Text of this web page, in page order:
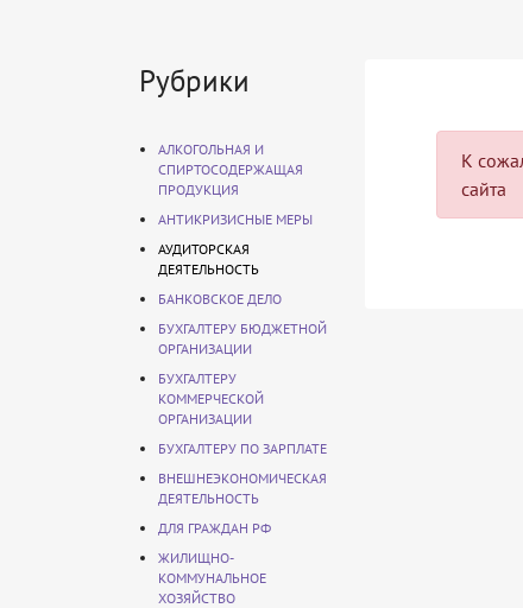
Рубрики
АЛКОГОЛЬНАЯ И
СПИРТОСОДЕРЖАЩАЯ
ПРОДУКЦИЯ
АНТИКРИЗИСНЫЕ МЕРЫ
АУДИТОРСКАЯ
ДЕЯТЕЛЬНОСТЬ
БАНКОВСКОЕ ДЕЛО
БУХГАЛТЕРУ БЮДЖЕТНОЙ
ОРГАНИЗАЦИИ
БУХГАЛТЕРУ
КОММЕРЧЕСКОЙ
ОРГАНИЗАЦИИ
БУХГАЛТЕРУ ПО ЗАРПЛАТЕ
ВНЕШНЕЭКОНОМИЧЕСКАЯ
ДЕЯТЕЛЬНОСТЬ
ДЛЯ ГРАЖДАН РФ
ЖИЛИЩНО-
КОММУНАЛЬНОЕ
ХОЗЯЙСТВО
К
сайта